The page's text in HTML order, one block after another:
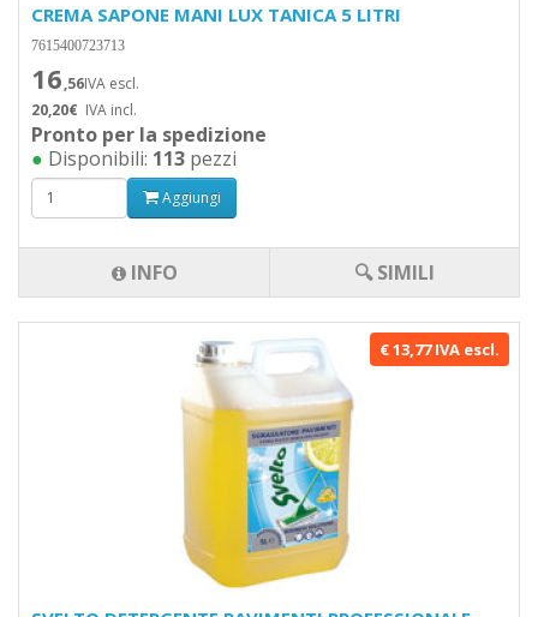
CREMA SAPONE MANI LUX TANICA 5 LITRI
7615400723713
16,56IVA escl.
20,20€ IVA incl.
Pronto per la spedizione
● Disponibili: 113 pezzi
Aggiungi
INFO 🔍 SIMILI
€ 13,77 IVA escl.